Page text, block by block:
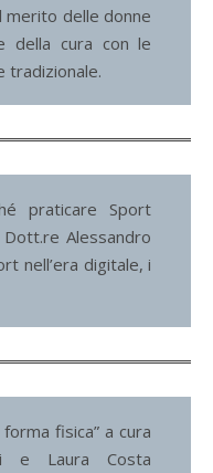
merito delle donne
della cura con le
tradizionale.
praticare Sport
Alessandro
nell’era digitale, i
fisica” a cura
e Laura Costa